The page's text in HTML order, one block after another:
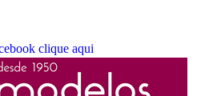
clique aqui